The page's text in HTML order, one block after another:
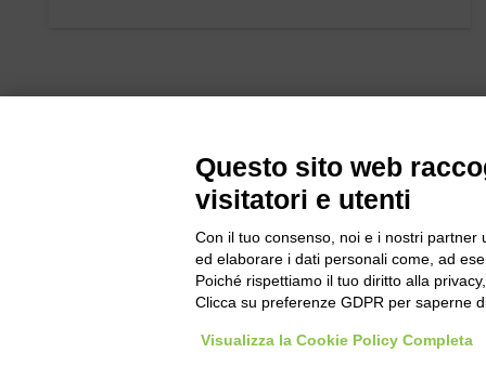
Bogliano Srl
Strada
Borgo San
Questo sito web
visitatori e utenti
Con il tuo consenso, noi e i nostri
ed elaborare i dati personali come, ad
Poiché rispettiamo il tuo diritto alla
Clicca su preferenze GDPR per saperne
Visualizza la Cookie Policy Completa